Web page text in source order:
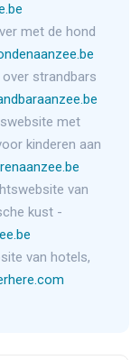
met de hond
strandbars
met
kinderen aan
van
kust -
van hotels,